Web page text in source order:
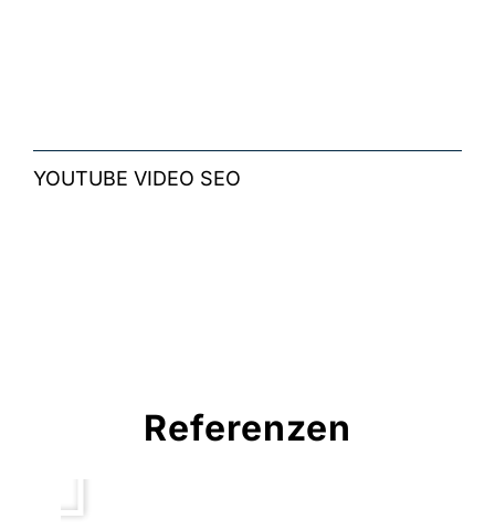
YOUTUBE VIDEO SEO
Referenzen